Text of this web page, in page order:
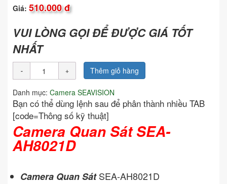
Giá: 510.000 đ
VUI LÒNG GỌI ĐỂ ĐƯỢC GIÁ TỐT
NHẤT
Thêm giỏ hàng
Danh mục: Camera SEAVISION
Bạn có thể dùng lệnh sau để phân thành nhiều TAB
[code=Thông số kỹ thuật]
Camera Quan Sát SEA-
AH8021D
Camera Quan SátSEA-AH8021D